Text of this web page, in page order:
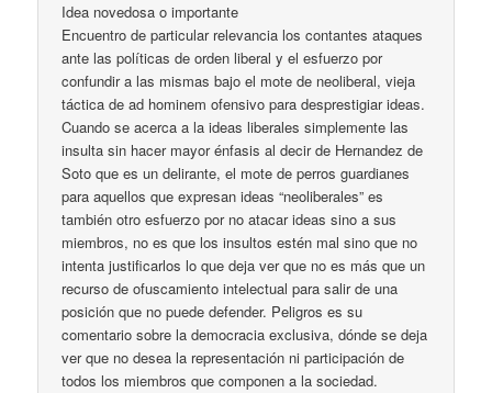
Idea novedosa o importante
Encuentro de particular relevancia los contantes ataques
ante las políticas de orden liberal y el esfuerzo por
confundir a las mismas bajo el mote de neoliberal, vieja
táctica de ad hominem ofensivo para desprestigiar ideas.
Cuando se acerca a la ideas liberales simplemente las
insulta sin hacer mayor énfasis al decir de Hernandez de
Soto que es un delirante, el mote de perros guardianes
para aquellos que expresan ideas “neoliberales” es
también otro esfuerzo por no atacar ideas sino a sus
miembros, no es que los insultos estén mal sino que no
intenta justificarlos lo que deja ver que no es más que un
recurso de ofuscamiento intelectual para salir de una
posición que no puede defender. Peligros es su
comentario sobre la democracia exclusiva, dónde se deja
ver que no desea la representación ni participación de
todos los miembros que componen a la sociedad.